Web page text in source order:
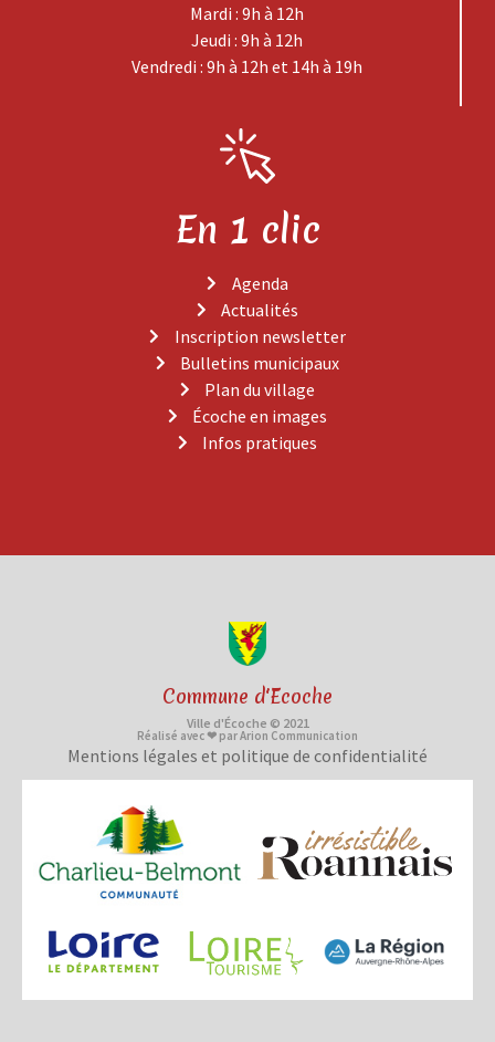
Mardi : 9h à 12h
Jeudi : 9h à 12h
Vendredi : 9h à 12h et 14h à 19h
En 1 clic
Agenda
Actualités
Inscription newsletter
Bulletins municipaux
Plan du village
Écoche en images
Infos pratiques
Commune d'Ecoche
Ville d'Écoche © 2021
Réalisé avec ❤ par Arion Communication
Mentions légales et politique de confidentialité